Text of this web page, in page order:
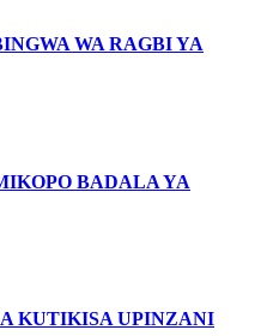
WA RAGBI YA
BADALA YA
KUTIKISA UPINZANI